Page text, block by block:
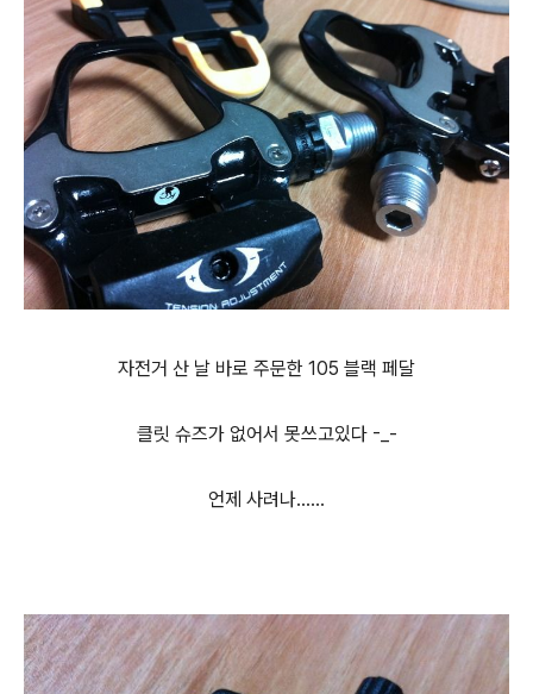
자전거 산 날 바로 주문한 105 블랙 페달
클릿 슈즈가 없어서 못쓰고있다 -_-
언제 사려나......